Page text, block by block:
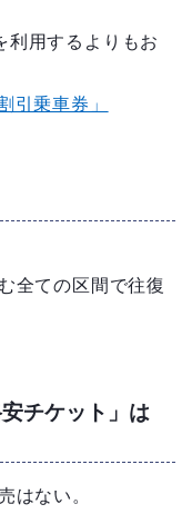
利用するよりもお
引乗車券」
全ての区間で往復
チケット」は
はない。